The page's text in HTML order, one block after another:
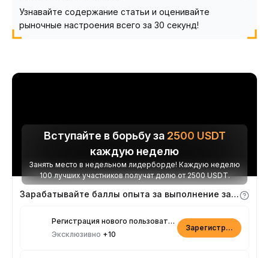
Узнавайте содержание статьи и оценивайте
рыночные настроения всего за 30 секунд!
Вступайте в борьбу за 2500 USDT
каждую неделю
Занять место в недельном лидерборде! Каждую неделю
100 лучших участников получат долю от 2500 USDT.
Зарабатывайте баллы опыта за выполнение заданий
Регистрация нового пользователя
Эксклюзивно +10
Зарегистрироваться